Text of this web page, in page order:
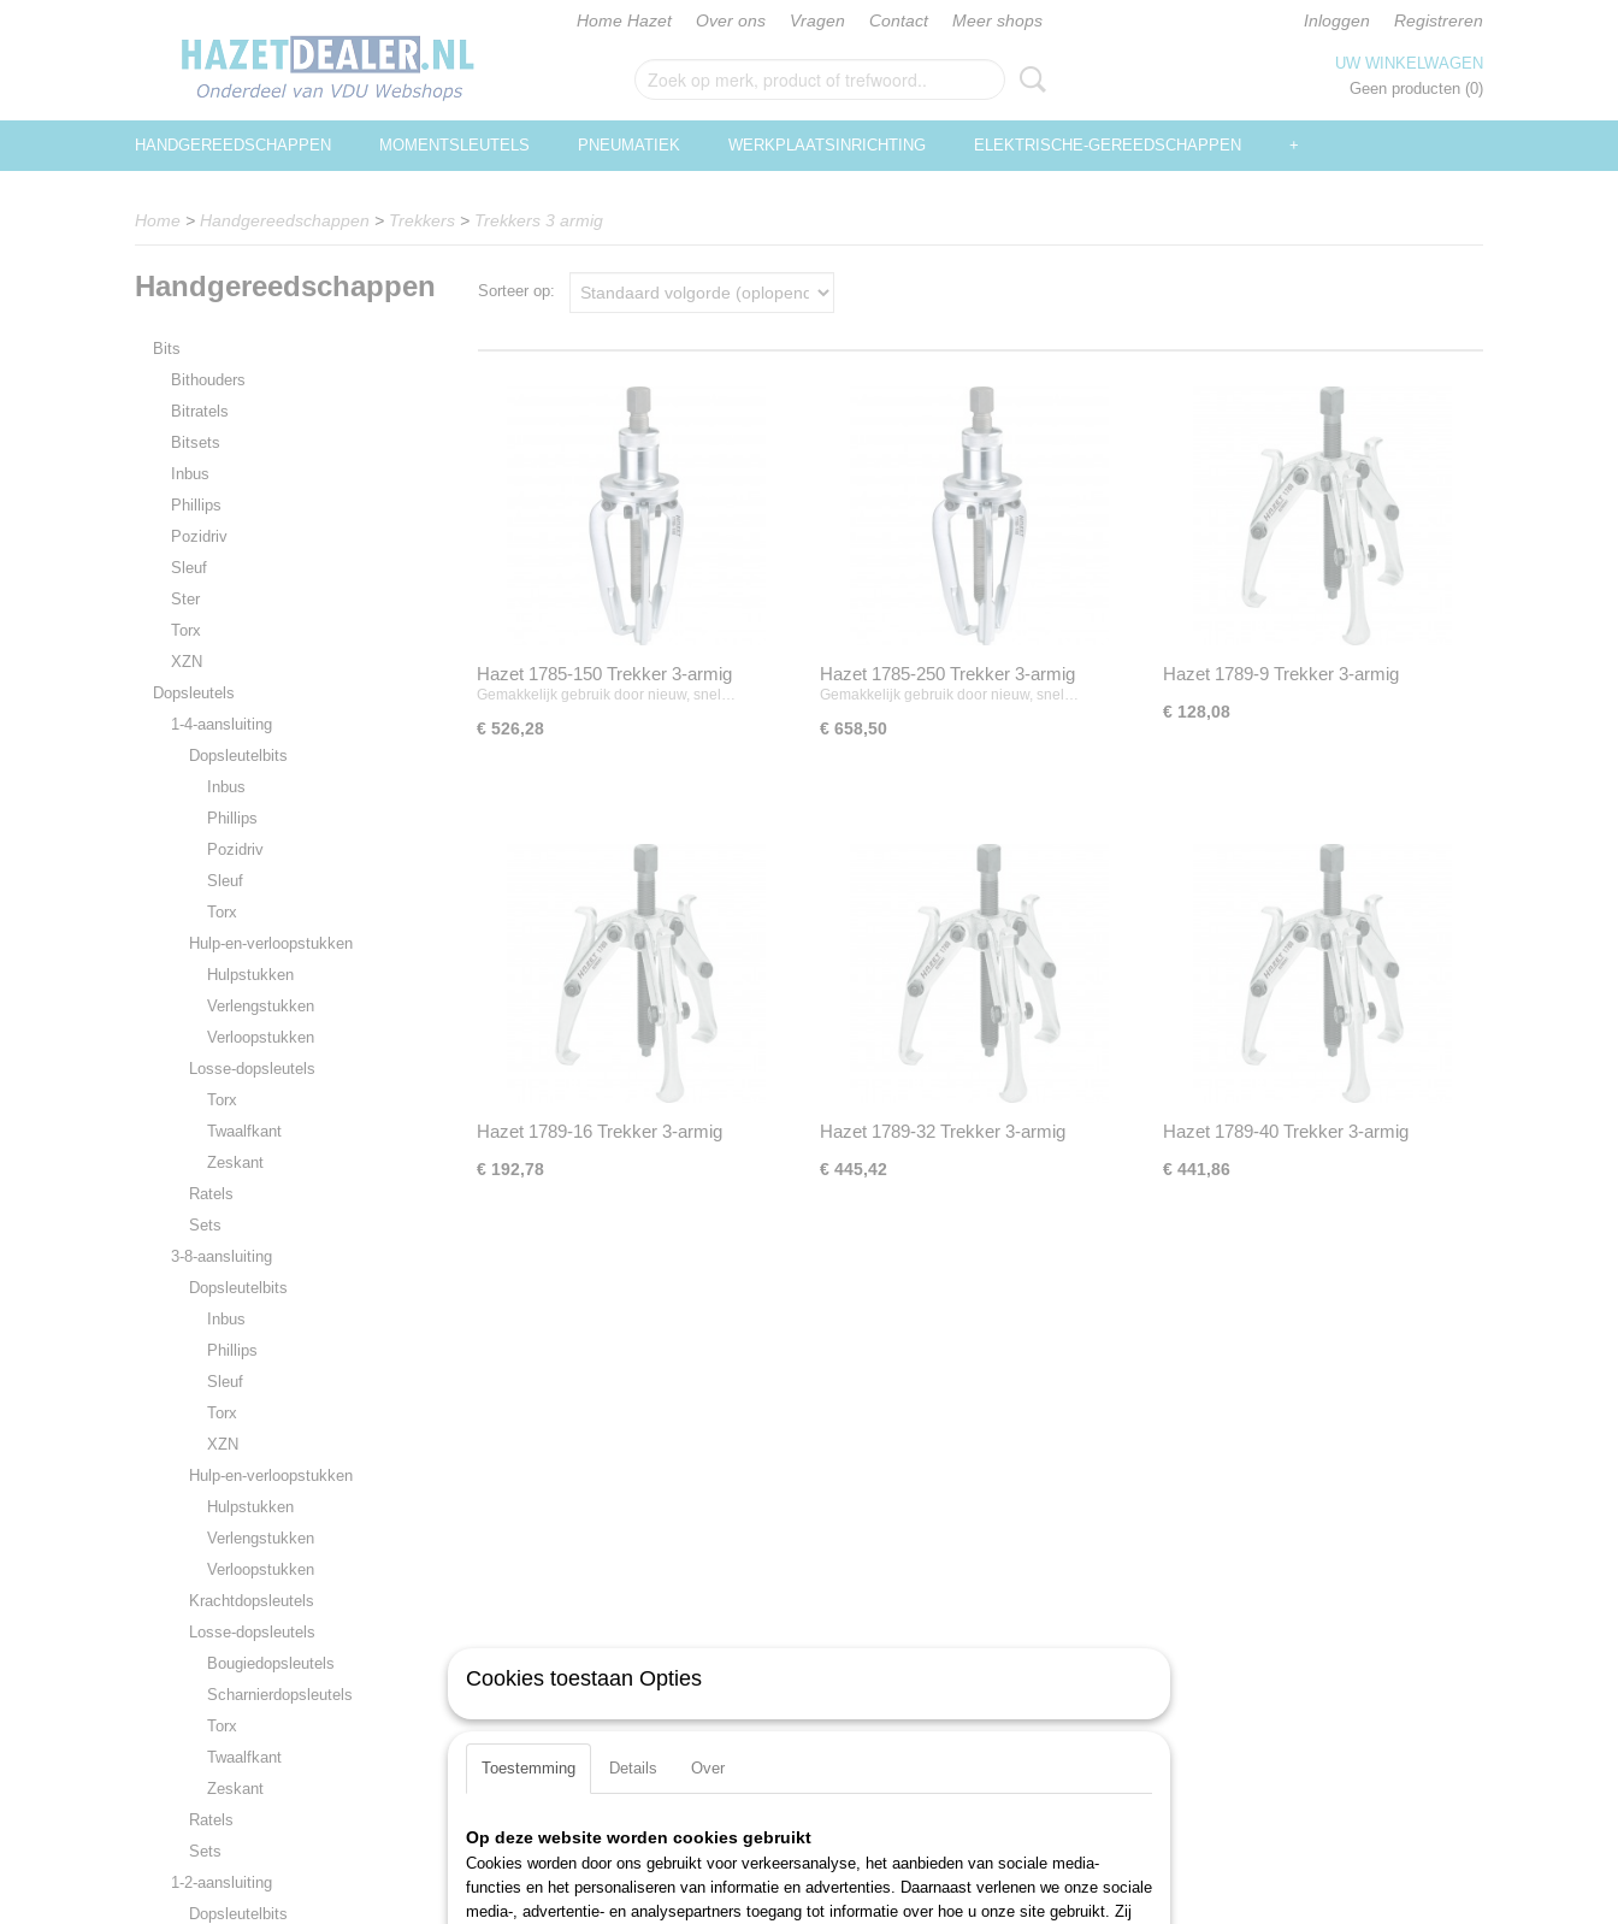
Home Hazet Over ons Vragen Contact Meer shops Inloggen Registreren
UW WINKELWAGEN
Geen producten (0)
HANDGEREEDSCHAPPEN MOMENTSLEUTELS PNEUMATIEK WERKPLAATSINRICHTING ELEKTRISCHE-GEREEDSCHAPPEN +
Home > Handgereedschappen > Trekkers > Trekkers 3 armig
Handgereedschappen
Bits
Bithouders
Bitratels
Bitsets
Inbus
Phillips
Pozidriv
Sleuf
Ster
Torx
XZN
Dopsleutels
1-4-aansluiting
Dopsleutelbits
Inbus
Phillips
Pozidriv
Sleuf
Torx
Hulp-en-verloopstukken
Hulpstukken
Verlengstukken
Verloopstukken
Losse-dopsleutels
Torx
Twaalfkant
Zeskant
Ratels
Sets
3-8-aansluiting
Dopsleutelbits
Inbus
Phillips
Sleuf
Torx
XZN
Hulp-en-verloopstukken
Hulpstukken
Verlengstukken
Verloopstukken
Krachtdopsleutels
Losse-dopsleutels
Bougiedopsleutels
Scharnierdopsleutels
Torx
Twaalfkant
Zeskant
Ratels
Sets
1-2-aansluiting
Dopsleutelbits
Sorteer op:
Hazet 1785-150 Trekker 3-armig
Gemakkelijk gebruik door nieuw, snel…
€ 526,28
Hazet 1785-250 Trekker 3-armig
Gemakkelijk gebruik door nieuw, snel…
€ 658,50
Hazet 1789-9 Trekker 3-armig
€ 128,08
Hazet 1789-16 Trekker 3-armig
€ 192,78
Hazet 1789-32 Trekker 3-armig
€ 445,42
Hazet 1789-40 Trekker 3-armig
€ 441,86
Cookies toestaan Opties
Toestemming Details Over
Op deze website worden cookies gebruikt
Cookies worden door ons gebruikt voor verkeersanalyse, het aanbieden van sociale media-
functies en het personaliseren van informatie en advertenties. Daarnaast verlenen we onze sociale
media-, advertentie- en analysepartners toegang tot informatie over hoe u onze site gebruikt. Zij